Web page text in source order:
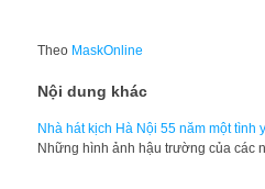
Theo MaskOnline
Nội dung khác
Nhà hát kịch Hà Nội 55 năm một tình
Những hình ảnh hậu trường của các